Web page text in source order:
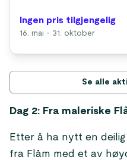
Ingen pris tilgjengelig
16. mai - 31. oktober
Se alle
Dag 2: Fra maleriske
Etter å ha nytt en
fra Flåm med et av